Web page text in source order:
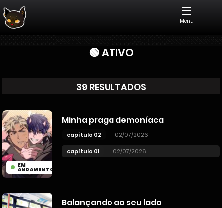
Menu
🟢 ATIVO
39 RESULTADOS
EM
ANDAMENTO
Minha praga demoníaca
capítulo 02 02/07/2026
capítulo 01 02/07/2026
Balançando ao seu lado